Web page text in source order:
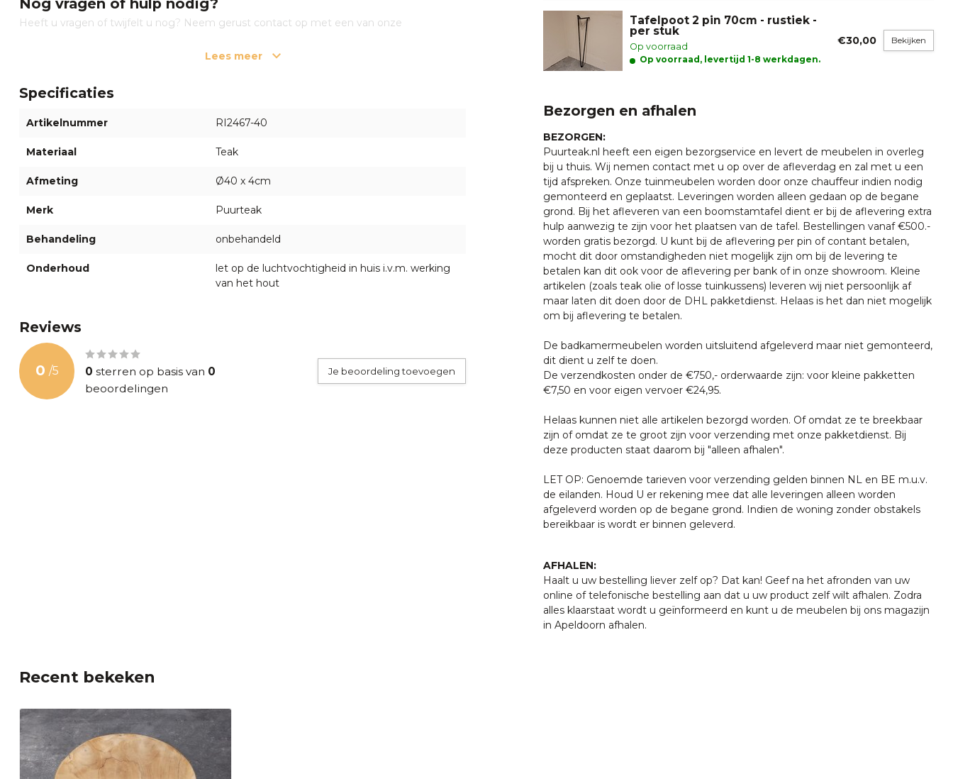
Heeft u vragen of twijfelt u nog? Neem gerust contact op met een van onze
Lees meer
Specificaties
Artikelnummer RI2467-40
Materiaal Teak
Afmeting Ø40 x 4cm
Merk Puurteak
Behandeling onbehandeld
Onderhoud
let op de luchtvochtigheid in huis i.v.m. werking
van het hout
Reviews
0 /5 0 sterren op basis van 0
beoordelingen
Je beoordeling toevoegen
Tafelpoot 2 pin 70cm - rustiek -
per stuk
Op voorraad
Op voorraad, levertijd 1-8 werkdagen.
€30,00 Bekijken
Bezorgen en afhalen
BEZORGEN:
Puurteak.nl heeft een eigen bezorgservice en levert de meubelen in overleg
bij u thuis. Wij nemen contact met u op over de afleverdag en zal met u een
tijd afspreken. Onze tuinmeubelen worden door onze chauffeur indien nodig
gemonteerd en geplaatst. Leveringen worden alleen gedaan op de begane
grond. Bij het afleveren van een boomstamtafel dient er bij de aflevering extra
hulp aanwezig te zijn voor het plaatsen van de tafel. Bestellingen vanaf €500.-
worden gratis bezorgd. U kunt bij de aflevering per pin of contant betalen,
mocht dit door omstandigheden niet mogelijk zijn om bij de levering te
betalen kan dit ook voor de aflevering per bank of in onze showroom. Kleine
artikelen (zoals teak olie of losse tuinkussens) leveren wij niet persoonlijk af
maar laten dit doen door de DHL pakketdienst. Helaas is het dan niet mogelijk
om bij aflevering te betalen.
De badkamermeubelen worden uitsluitend afgeleverd maar niet gemonteerd,
dit dient u zelf te doen.
De verzendkosten onder de €750,- orderwaarde zijn: voor kleine pakketten
€7,50 en voor eigen vervoer €24,95.
Helaas kunnen niet alle artikelen bezorgd worden. Of omdat ze te breekbaar
zijn of omdat ze te groot zijn voor verzending met onze pakketdienst. Bij
deze producten staat daarom bij "alleen afhalen".
LET OP: Genoemde tarieven voor verzending gelden binnen NL en BE m.u.v.
de eilanden. Houd U er rekening mee dat alle leveringen alleen worden
afgeleverd worden op de begane grond. Indien de woning zonder obstakels
bereikbaar is wordt er binnen geleverd.
AFHALEN:
Haalt u uw bestelling liever zelf op? Dat kan! Geef na het afronden van uw
online of telefonische bestelling aan dat u uw product zelf wilt afhalen. Zodra
alles klaarstaat wordt u geïnformeerd en kunt u de meubelen bij ons magazijn
in Apeldoorn afhalen.
Recent bekeken